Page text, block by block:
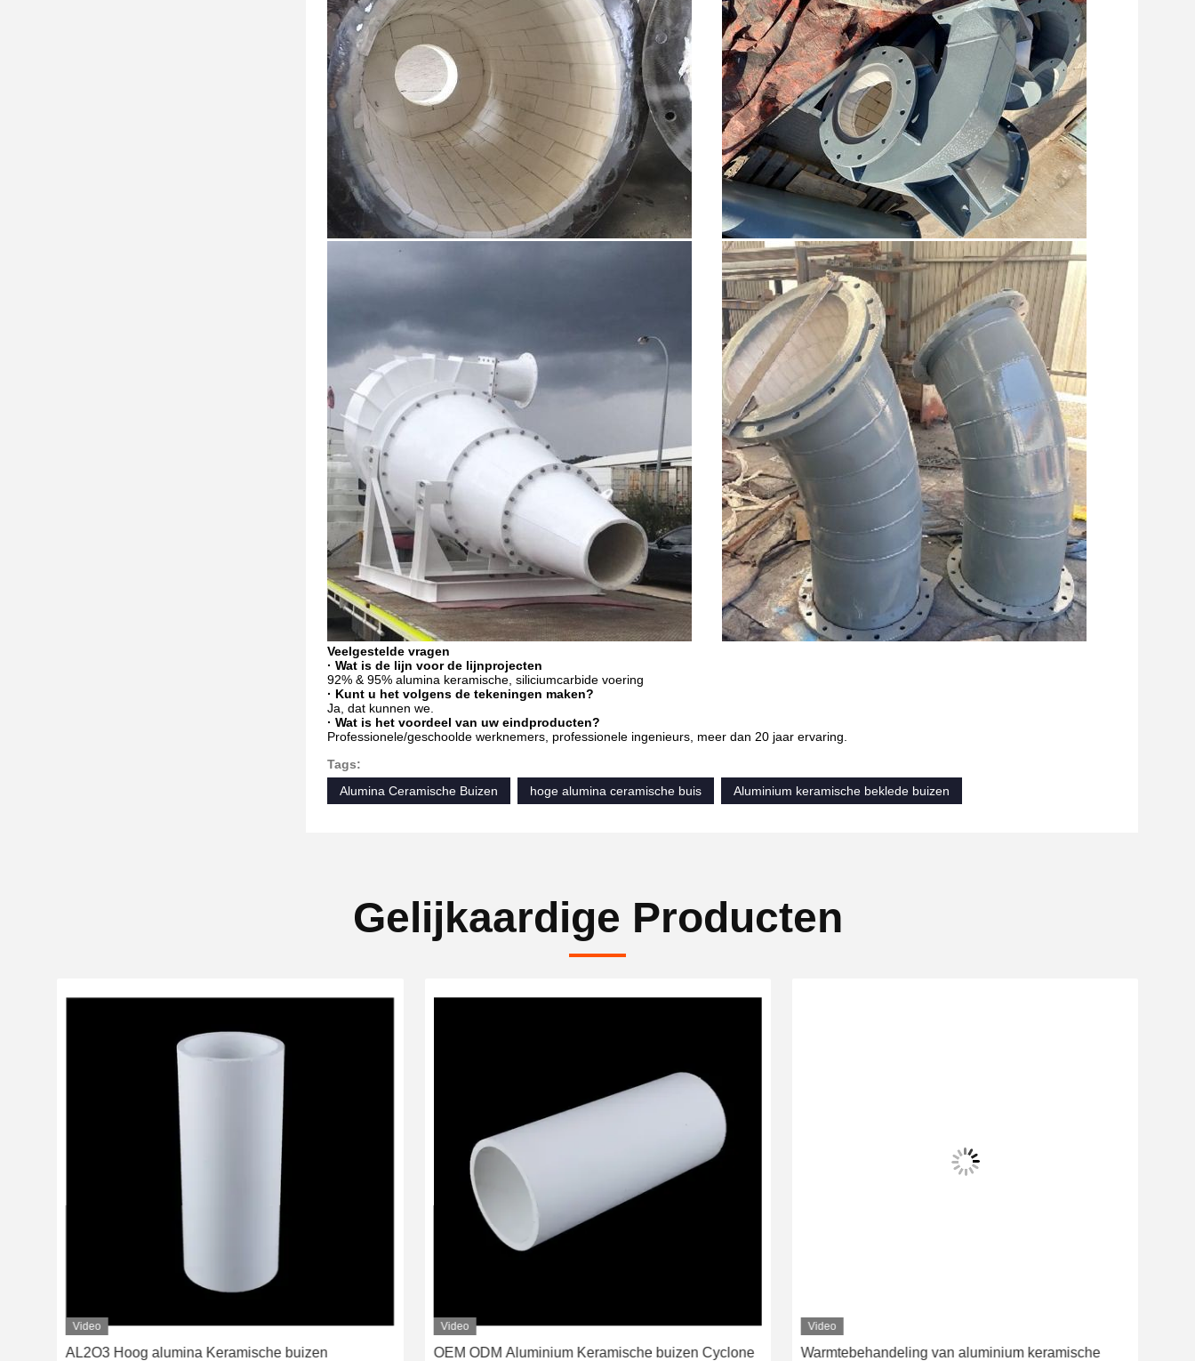
Veelgestelde vragen
· Wat is de lijn voor de lijnprojecten
92% & 95% alumina keramische, siliciumcarbide voering
· Kunt u het volgens de tekeningen maken?
Ja, dat kunnen we.
· Wat is het voordeel van uw eindproducten?
Professionele/geschoolde werknemers, professionele ingenieurs, meer dan 20 jaar ervaring.
Tags:
Alumina Ceramische Buizen
hoge alumina ceramische buis Aluminium keramische beklede buizen
Gelijkaardige Producten
Video
AL2O3 Hoog alumina Keramische buizen
Video
OEM ODM Aluminium Keramische buizen Cyclone
Video
Warmtebehandeling van aluminium keramische